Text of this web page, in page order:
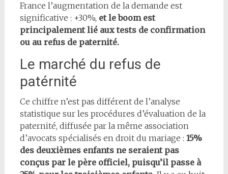
France l’augmentation de la demande est
significative : +30%, et le boom est
principalement lié aux tests de confirmation
ou au refus de paternité.
Le marché du refus de
patérnité
Ce chiffre n’est pas différent de l’analyse
statistique sur les procédures d’évaluation de la
paternité, diffusée par la même association
d’avocats spécialisés en droit du mariage : 15%
des deuxièmes enfants ne seraient pas
conçus par le père officiel, puisqu’il passe à